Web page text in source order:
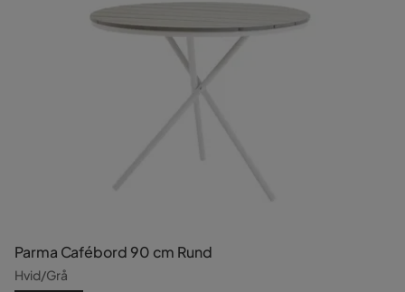
Parma Cafébord 90 cm Rund
Hvid/Grå